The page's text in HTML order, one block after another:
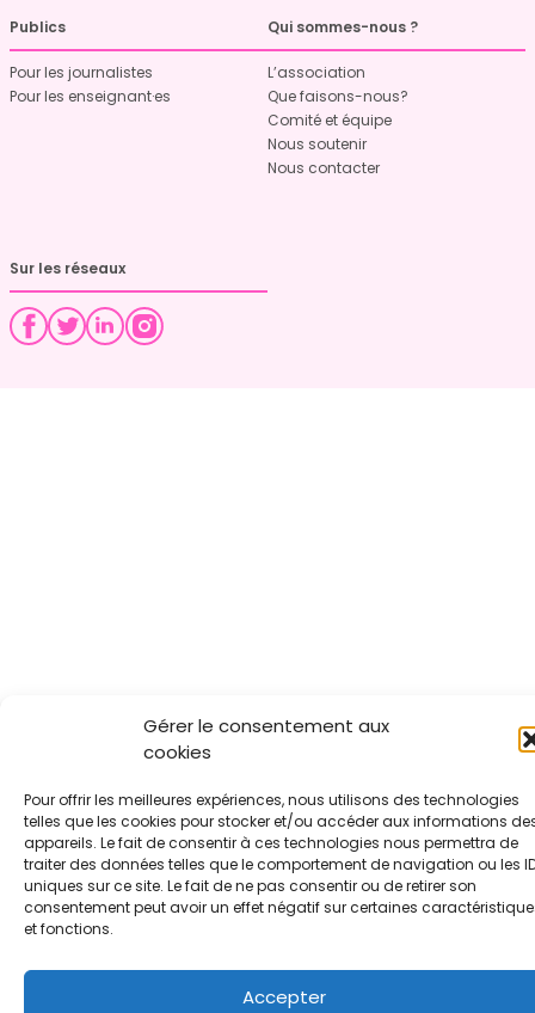
Gérer le consentement aux
cookies
Pour offrir les meilleures expériences, nous utilisons des technologies
telles que les cookies pour stocker et/ou accéder aux informations
appareils. Le fait de consentir à ces technologies nous permettra de
traiter des données telles que le comportement de navigation ou les
uniques sur ce site. Le fait de ne pas consentir ou de retirer son
consentement peut avoir un effet négatif sur certaines
et fonctions.
Accepter
Publics
Pour les journalistes
Pour les enseignant·es
Qui sommes-nous ?
L’association
Que faisons-nous?
Comité et équipe
Nous soutenir
Nous contacter
Sur les réseaux